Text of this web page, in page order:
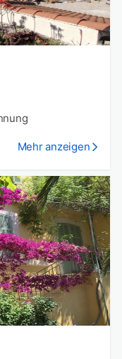
Mehr anzeigen